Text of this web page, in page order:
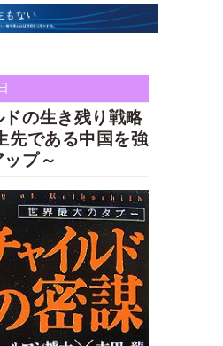
ドの生き残り戦略
先である中国を強
プ～